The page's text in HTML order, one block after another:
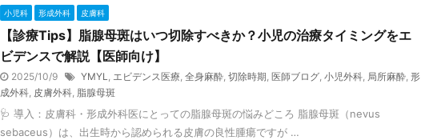
小児科 形成外科 皮膚科
【診療Tips】脂腺母斑はいつ切除すべきか？小児の治療タイミングをエ
ビデンスで解説【医師向け】
2025/10/9 YMYL, エビデンス医療, 全身麻酔, 切除時期, 医師ブログ, 小児外科, 局所麻酔, 形
成外科, 皮膚外科, 脂腺母斑
🩺 導入：皮膚科・形成外科医にとっての脂腺母斑の悩みどころ 脂腺母斑（nevus
sebaceus）は、出生時から認められる皮膚の良性腫瘍ですが …